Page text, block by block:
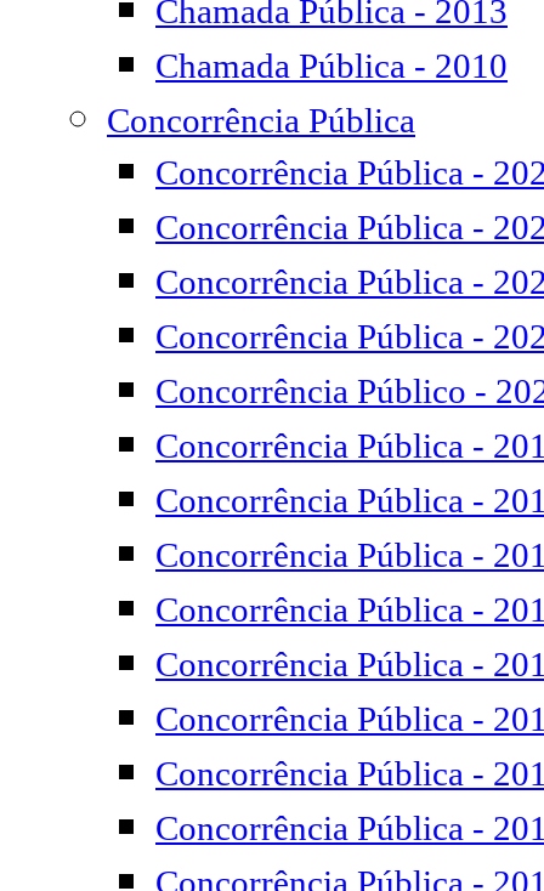
Chamada Pública - 2013
Chamada Pública - 2010
Concorrência Pública
Concorrência Pública -
Concorrência Pública -
Concorrência Pública -
Concorrência Pública -
Concorrência Público -
Concorrência Pública -
Concorrência Pública -
Concorrência Pública -
Concorrência Pública -
Concorrência Pública -
Concorrência Pública -
Concorrência Pública -
Concorrência Pública -
Concorrência Pública -